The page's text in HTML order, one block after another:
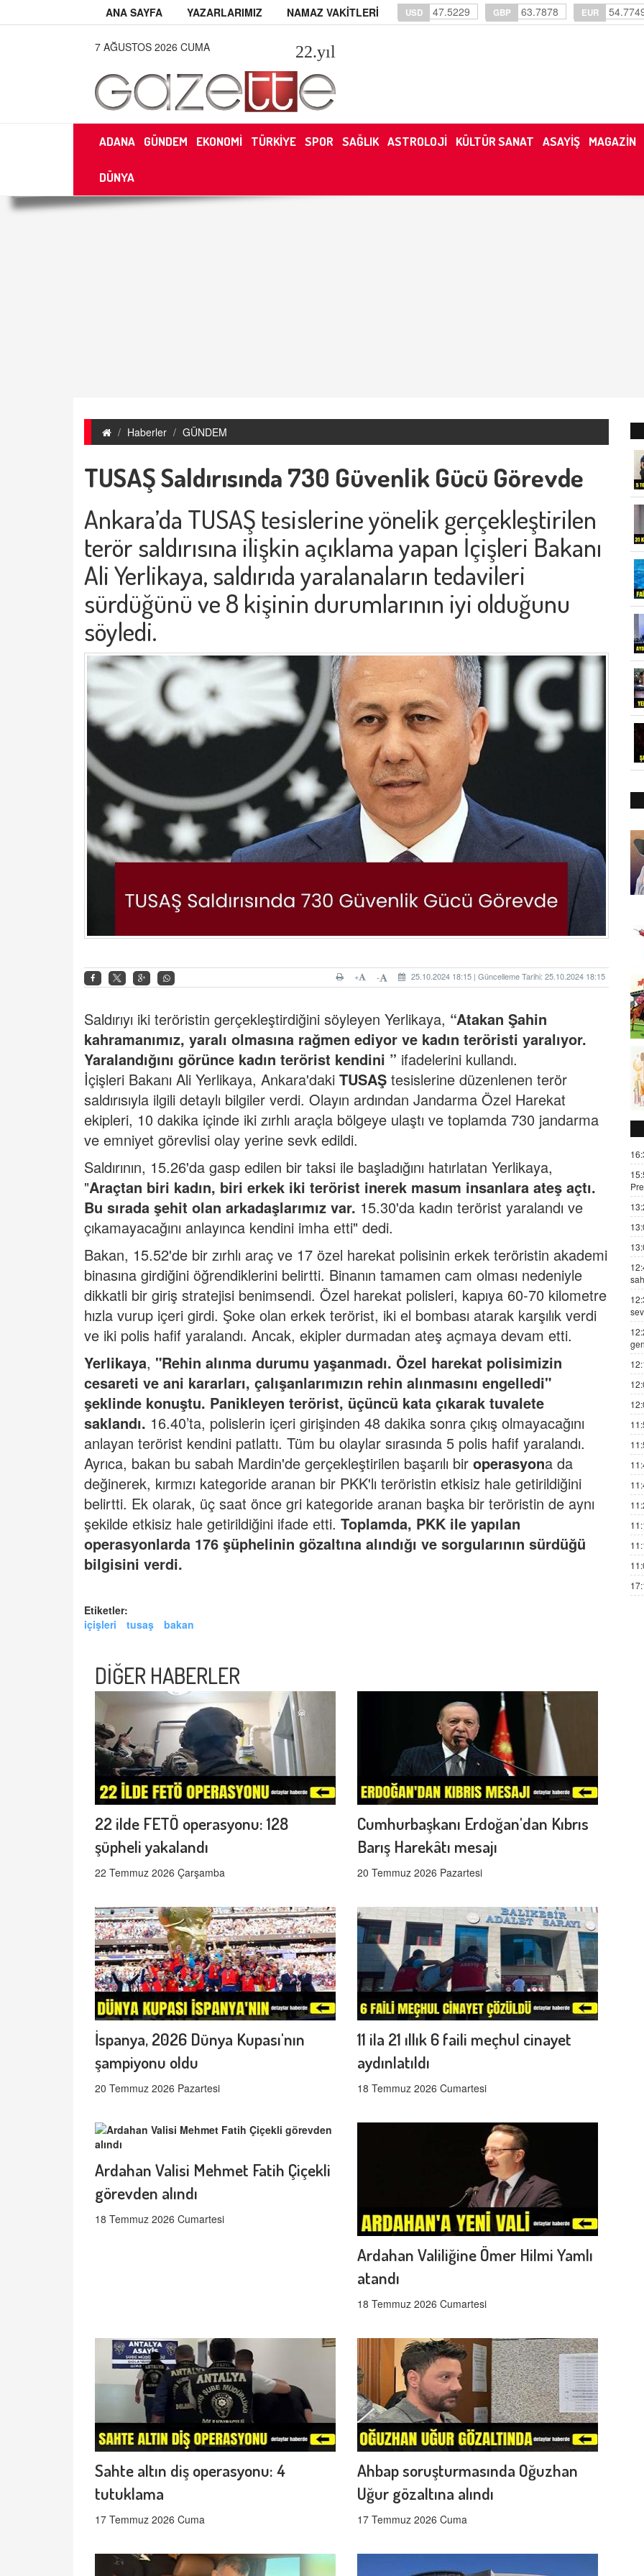
ANA SAYFA YAZARLARIMIZ NAMAZ VAKİTLERİ USD 47.5229 GBP 63.7878 EUR
7 AĞUSTOS 2026 CUMA 22.yıl
ADANA GÜNDEM EKONOMİ TÜRKİYE SPOR SAĞLIK ASTROLOJİ KÜLTÜR SANAT ASAYİŞ MAGAZİN
DÜNYA
Haberler GÜNDEM
TUSAŞ Saldırısında 730 Güvenlik Gücü Görevde
Ankara’da TUSAŞ tesislerine yönelik gerçekleştirilen
terör saldırısına ilişkin açıklama yapan İçişleri Bakanı
Ali Yerlikaya, saldırıda yaralanaların tedavileri
sürdüğünü ve 8 kişinin durumlarının iyi olduğunu
söyledi.
25.10.2024 18:15 | Güncelleme Tarihi: 25.10.2024 18:15
-
+
Saldırıyı iki teröristin gerçekleştirdiğini söyleyen Yerlikaya, “Atakan Şahin
kahramanımız, yaralı olmasına rağmen ediyor ve kadın teröristi yaralıyor.
Yaralandığını görünce kadın terörist kendini ” ifadelerini kullandı.
İçişleri Bakanı Ali Yerlikaya, Ankara'daki TUSAŞ tesislerine düzenlenen terör
saldırısıyla ilgili detaylı bilgiler verdi. Olayın ardından Jandarma Özel Harekat
ekipleri, 10 dakika içinde iki zırhlı araçla bölgeye ulaştı ve toplamda 730 jandarma
ve emniyet görevlisi olay yerine sevk edildi.
Saldırının, 15.26'da gasp edilen bir taksi ile başladığını hatırlatan Yerlikaya,
"Araçtan biri kadın, biri erkek iki terörist inerek masum insanlara ateş açtı.
Bu sırada şehit olan arkadaşlarımız var. 15.30'da kadın terörist yaralandı ve
çıkamayacağını anlayınca kendini imha etti" dedi.
Bakan, 15.52'de bir zırhlı araç ve 17 özel harekat polisinin erkek teröristin akademi
binasına girdiğini öğrendiklerini belirtti. Binanın tamamen cam olması nedeniyle
dikkatli bir giriş stratejisi benimsendi. Özel harekat polisleri, kapıya 60-70 kilometre
hızla vurup içeri girdi. Şoke olan erkek terörist, iki el bombası atarak karşılık verdi
ve iki polis hafif yaralandı. Ancak, ekipler durmadan ateş açmaya devam etti.
Yerlikaya, "Rehin alınma durumu yaşanmadı. Özel harekat polisimizin
cesareti ve ani kararları, çalışanlarımızın rehin alınmasını engelledi"
şeklinde konuştu. Panikleyen terörist, üçüncü kata çıkarak tuvalete
saklandı. 16.40’ta, polislerin içeri girişinden 48 dakika sonra çıkış olmayacağını
anlayan terörist kendini patlattı. Tüm bu olaylar sırasında 5 polis hafif yaralandı.
Ayrıca, bakan bu sabah Mardin'de gerçekleştirilen başarılı bir operasyona da
değinerek, kırmızı kategoride aranan bir PKK'lı teröristin etkisiz hale getirildiğini
belirtti. Ek olarak, üç saat önce gri kategoride aranan başka bir teröristin de aynı
şekilde etkisiz hale getirildiğini ifade etti. Toplamda, PKK ile yapılan
operasyonlarda 176 şüphelinin gözaltına alındığı ve sorgularının sürdüğü
bilgisini verdi.
Etiketler:
içişleri
tusaş bakan
DİĞER HABERLER
22 ilde FETÖ operasyonu: 128
şüpheli yakalandı
22 Temmuz 2026 Çarşamba
Cumhurbaşkanı Erdoğan'dan Kıbrıs
Barış Harekâtı mesajı
20 Temmuz 2026 Pazartesi
İspanya, 2026 Dünya Kupası'nın
şampiyonu oldu
20 Temmuz 2026 Pazartesi
11 ila 21 ıllık 6 faili meçhul cinayet
aydınlatıldı
18 Temmuz 2026 Cumartesi
Ardahan Valisi Mehmet Fatih Çiçekli
görevden alındı
18 Temmuz 2026 Cumartesi
Ardahan Valiliğine Ömer Hilmi Yamlı
atandı
18 Temmuz 2026 Cumartesi
Sahte altın diş operasyonu: 4
tutuklama
17 Temmuz 2026 Cuma
Ahbap soruşturmasında Oğuzhan
Uğur gözaltına alındı
17 Temmuz 2026 Cuma